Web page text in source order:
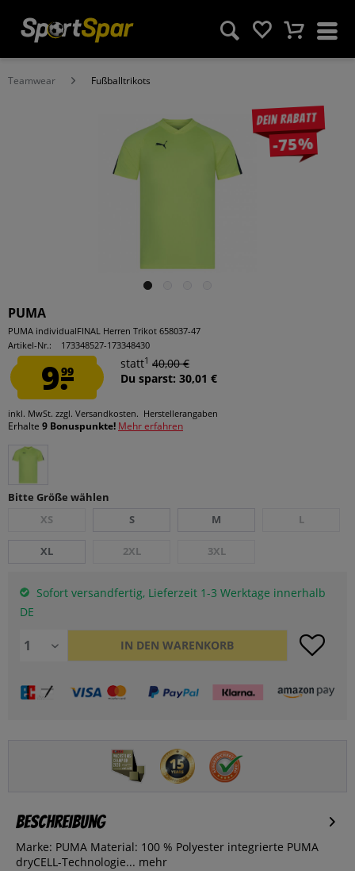
Teamwear Fußballtrikots
Dein Rabatt
-75%
PUMA
PUMA individualFINAL Herren Trikot 658037-47
Artikel-Nr.:
173348527-173348430
9.99
statt1 40,00 €
Du sparst: 30,01 €
inkl. MwSt. zzgl. Versandkosten. Herstellerangaben
Erhalte 9 Bonuspunkte! Mehr erfahren
Bitte Größe wählen
XS
S M L
XL 2XL 3XL
Sofort versandfertig, Lieferzeit 1-3 Werktage innerhalb
DE
IN DEN WARENKORB
Beschreibung
Marke: PUMA Material: 100 % Polyester integrierte PUMA
dryCELL-Technologie... mehr